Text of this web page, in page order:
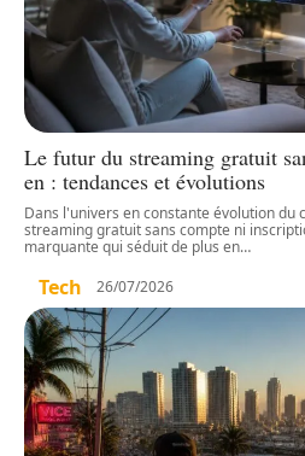
Le futur du streaming gratuit
en : tendances et évolutions
Dans l'univers en constante évolution du
streaming gratuit sans compte ni
marquante qui séduit de plus en…
Tech 26/07/2026